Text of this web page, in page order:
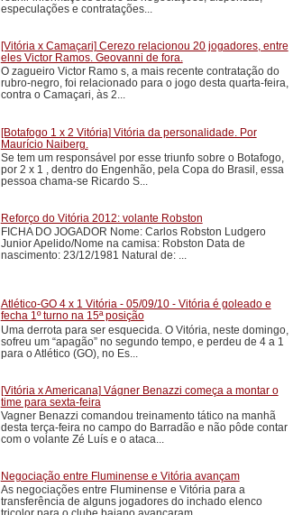
especulações e contratações...
[Vitória x Camaçari] Cerezo relacionou 20 jogadores, entre
eles Victor Ramos. Geovanni de fora.
O zagueiro Victor Ramo s, a mais recente contratação do
rubro-negro, foi relacionado para o jogo desta quarta-feira,
contra o Camaçari, às 2...
[Botafogo 1 x 2 Vitória] Vitória da personalidade. Por
Maurício Naiberg.
Se tem um responsável por esse triunfo sobre o Botafogo,
por 2 x 1 , dentro do Engenhão, pela Copa do Brasil, essa
pessoa chama-se Ricardo S...
Reforço do Vitória 2012: volante Robston
FICHA DO JOGADOR Nome: Carlos Robston Ludgero
Junior Apelido/Nome na camisa: Robston Data de
nascimento: 23/12/1981 Natural de: ...
Atlético-GO 4 x 1 Vitória - 05/09/10 - Vitória é goleado e
fecha 1º turno na 15ª posição
Uma derrota para ser esquecida. O Vitória, neste domingo,
sofreu um “apagão” no segundo tempo, e perdeu de 4 a 1
para o Atlético (GO), no Es...
[Vitória x Americana] Vágner Benazzi começa a montar o
time para sexta-feira
Vagner Benazzi comandou treinamento tático na manhã
desta terça-feira no campo do Barradão e não pôde contar
com o volante Zé Luís e o ataca...
Negociação entre Fluminense e Vitória avançam
As negociações entre Fluminense e Vitória para a
transferência de alguns jogadores do inchado elenco